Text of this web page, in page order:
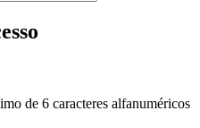
de 6 caracteres alfanuméricos